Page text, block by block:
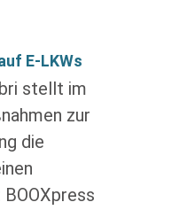
E-LKWs
stellt im
zur
die